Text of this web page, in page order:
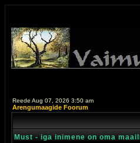
Reede Aug 07, 2026 3:50 am
Arengumaagide Foorum
Must - iga inimene on oma